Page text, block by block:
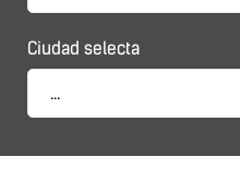
Ciudad selecta
...